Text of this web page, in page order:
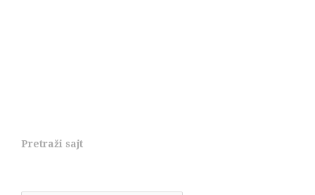
Pretraži sajt